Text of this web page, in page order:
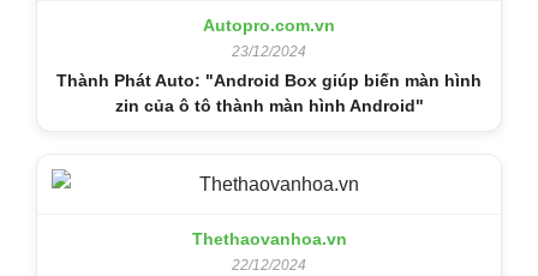
Autopro.com.vn
23/12/2024
Thành Phát Auto: "Android Box giúp biến màn hình
zin của ô tô thành màn hình Android"
Thethaovanhoa.vn
22/12/2024